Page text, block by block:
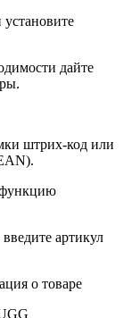
дайте
штрих-код или
артикул
о товаре